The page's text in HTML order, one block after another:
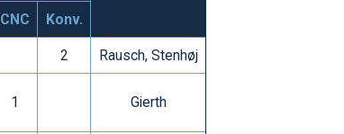
CNC Konv.
2 Rausch, Stenhøj
1 Gierth